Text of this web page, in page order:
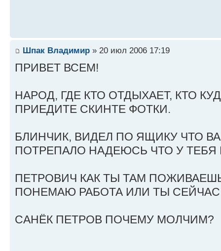
Шпак Владимир » 20 июл 2006 17:19
ПРИВЕТ ВСЕМ!
НАРОД, ГДЕ КТО ОТДЫХАЕТ, КТО
ПРИЕДИТЕ СКИНТЕ ФОТКИ.
БЛИНЧИК, ВИДЕЛ ПО ЯЩИКУ ЧТО
ПОТРЕПАЛО НАДЕЮСЬ ЧТО У ТЕБЯ
ПЕТРОВИЧ КАК ТЫ ТАМ
ПОНЕМАЮ РАБОТА ИЛИ ТЫ
САНЁК ПЕТРОВ ПОЧЕМУ МОЛЧИМ?